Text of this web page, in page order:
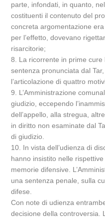
parte, infondati, in quanto,
costituenti il contenuto del
concreta argomentazione
per l’effetto, dovevano
risarcitorie;
8. La ricorrente in prime
sentenza pronunciata dal
l’articolazione di quattro
9. L’Amministrazione
giudizio, eccependo
dell’appello, alla stregua,
in diritto non esaminate dal
di giudizio.
10. In vista dell’udienza di
hanno insistito nelle
memorie difensive.
una sentenza penale, sulla
difese.
Con note di udienza
decisione della controversia.